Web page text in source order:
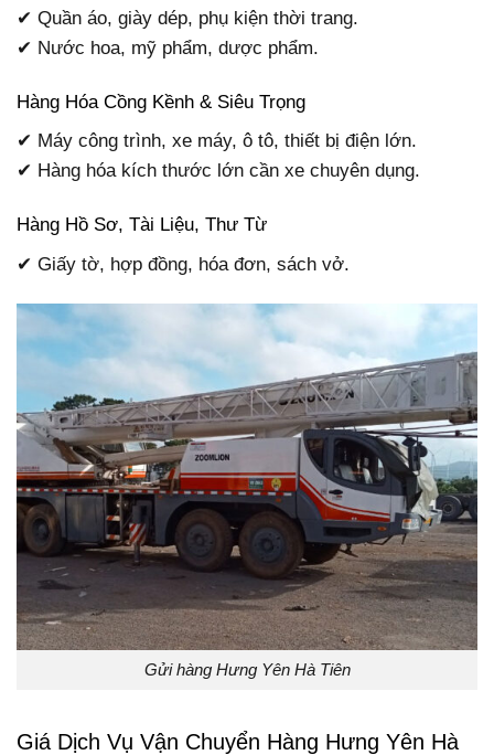
✔ Quần áo, giày dép, phụ kiện thời trang.
✔ Nước hoa, mỹ phẩm, dược phẩm.
Hàng Hóa Cồng Kềnh & Siêu Trọng
✔ Máy công trình, xe máy, ô tô, thiết bị điện lớn.
✔ Hàng hóa kích thước lớn cần xe chuyên dụng.
Hàng Hồ Sơ, Tài Liệu, Thư Từ
✔ Giấy tờ, hợp đồng, hóa đơn, sách vở.
Gửi hàng Hưng Yên Hà Tiên
Giá Dịch Vụ Vận Chuyển Hàng Hưng Yên Hà